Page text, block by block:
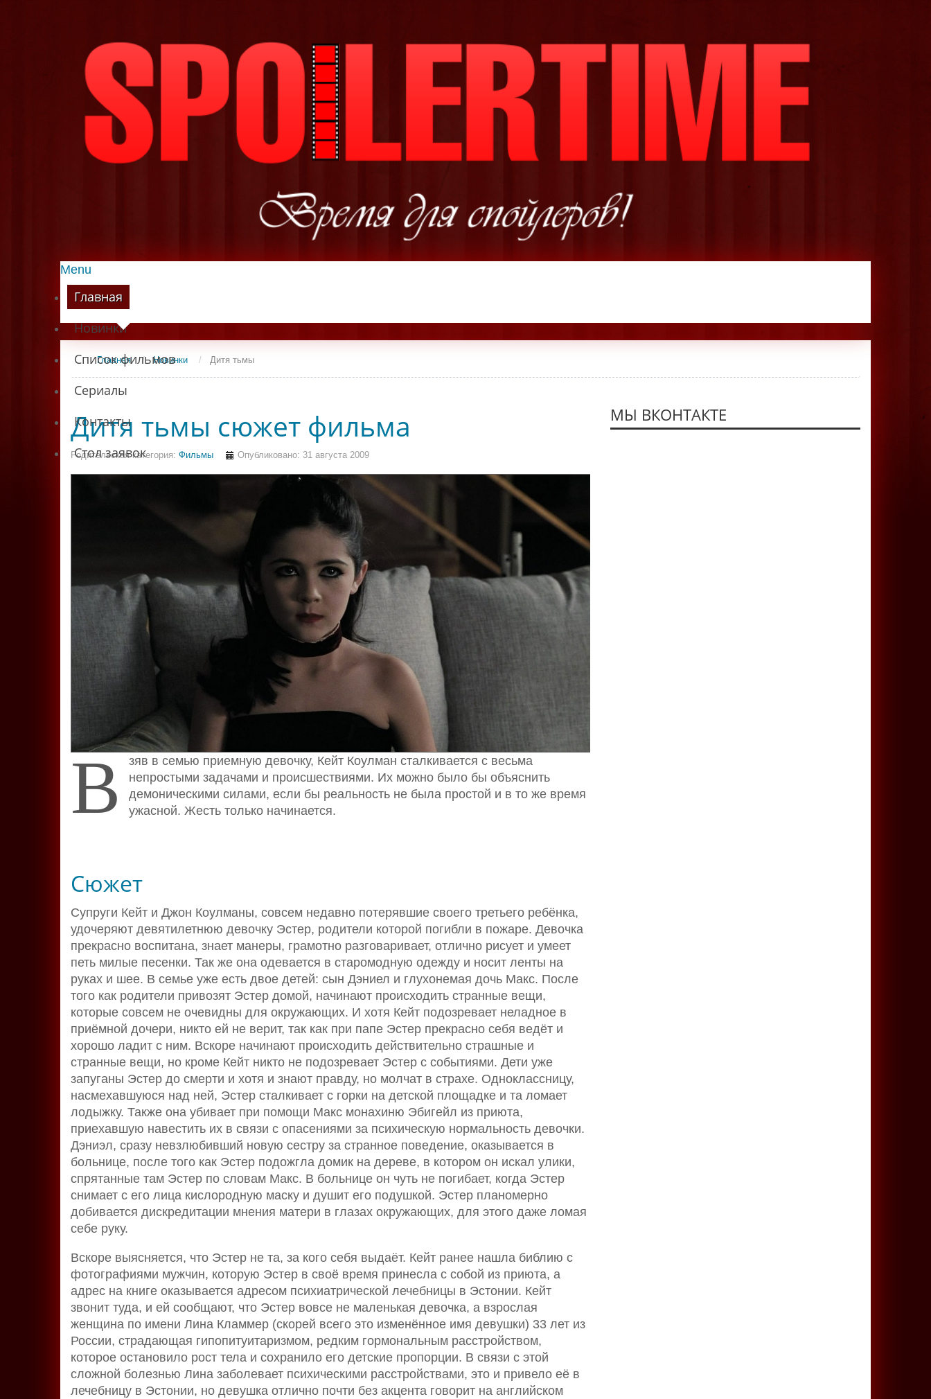
Menu
Главная
Новинки
Список фильмов
Сериалы
Контакты
Стол заявок
Главная / Новинки / Дитя тьмы
Дитя тьмы сюжет фильма
Родительская категория: Фильмы Опубликовано: 31 августа 2009
В зяв в семью приемную девочку, Кейт Коулман сталкивается с весьма
непростыми задачами и происшествиями. Их можно было бы объяснить
демоническими силами, если бы реальность не была простой и в то же время
ужасной. Жесть только начинается.
Сюжет
Супруги Кейт и Джон Коулманы, совсем недавно потерявшие своего третьего ребёнка,
удочеряют девятилетнюю девочку Эстер, родители которой погибли в пожаре. Девочка
прекрасно воспитана, знает манеры, грамотно разговаривает, отлично рисует и умеет
петь милые песенки. Так же она одевается в старомодную одежду и носит ленты на
руках и шее. В семье уже есть двое детей: сын Дэниел и глухонемая дочь Макс. После
того как родители привозят Эстер домой, начинают происходить странные вещи,
которые совсем не очевидны для окружающих. И хотя Кейт подозревает неладное в
приёмной дочери, никто ей не верит, так как при папе Эстер прекрасно себя ведёт и
хорошо ладит с ним. Вскоре начинают происходить действительно страшные и
странные вещи, но кроме Кейт никто не подозревает Эстер с событиями. Дети уже
запуганы Эстер до смерти и хотя и знают правду, но молчат в страхе. Одноклассницу,
насмехавшуюся над ней, Эстер сталкивает с горки на детской площадке и та ломает
лодыжку. Также она убивает при помощи Макс монахиню Эбигейл из приюта,
приехавшую навестить их в связи с опасениями за психическую нормальность девочки.
Дэниэл, сразу невзлюбивший новую сестру за странное поведение, оказывается в
больнице, после того как Эстер подожгла домик на дереве, в котором он искал улики,
спрятанные там Эстер по словам Макс. В больнице он чуть не погибает, когда Эстер
снимает с его лица кислородную маску и душит его подушкой. Эстер планомерно
добивается дискредитации мнения матери в глазах окружающих, для этого даже ломая
себе руку.
Вскоре выясняется, что Эстер не та, за кого себя выдаёт. Кейт ранее нашла библию с
фотографиями мужчин, которую Эстер в своё время принесла с собой из приюта, а
адрес на книге оказывается адресом психиатрической лечебницы в Эстонии. Кейт
звонит туда, и ей сообщают, что Эстер вовсе не маленькая девочка, а взрослая
женщина по имени Лина Кламмер (скорей всего это изменённое имя девушки) 33 лет из
России, страдающая гипопитуитаризмом, редким гормональным расстройством,
которое остановило рост тела и сохранило его детские пропорции. В связи с этой
сложной болезнью Лина заболевает психическими расстройствами, это и привело её в
лечебницу в Эстонии, но девушка отлично почти без акцента говорит на английском
МЫ ВКОНТАКТЕ